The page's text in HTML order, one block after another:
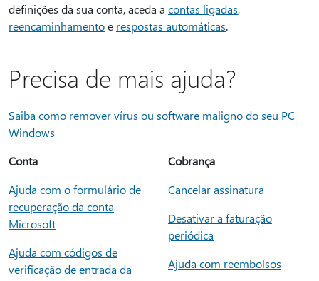
definições da sua conta, aceda a contas ligadas,
reencaminhamentoe respostas automáticas.
Precisa de mais ajuda?
Saiba como remover vírus ou software maligno do seu PC
Windows
Conta
Ajuda com o formulário de
recuperação da conta
Microsoft
Ajuda com códigos de
verificação de entrada da
Cobrança
Cancelar assinatura
Desativar a faturação
periódica
Ajuda com reembolsos